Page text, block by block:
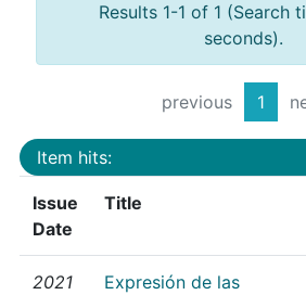
Results 1-1 of 1 (Search
seconds).
previous 1
Item hits:
Issue
Date
Title
2021
Expresión de las